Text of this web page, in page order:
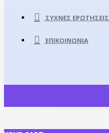
ΣΥΧΝΈΣ ΕΡΩΤΉΣΕΙΣ
ΕΠΙΚΟΙΝΩΝΊΑ